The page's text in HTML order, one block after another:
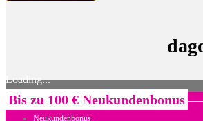
Loading...
Bis zu 100 € Neukundenbonus
Neukundenbonus